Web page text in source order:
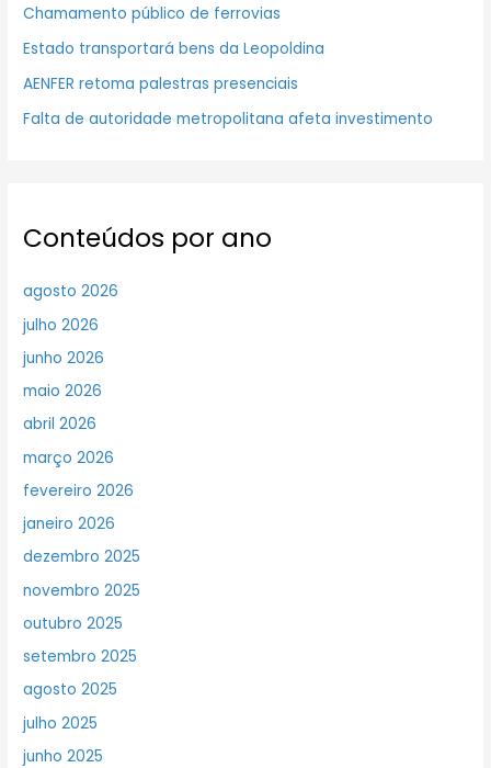
Chamamento público de ferrovias
Estado transportará bens da Leopoldina
AENFER retoma palestras presenciais
Falta de autoridade metropolitana afeta investimento
Conteúdos por ano
agosto 2026
julho 2026
junho 2026
maio 2026
abril 2026
março 2026
fevereiro 2026
janeiro 2026
dezembro 2025
novembro 2025
outubro 2025
setembro 2025
agosto 2025
julho 2025
junho 2025